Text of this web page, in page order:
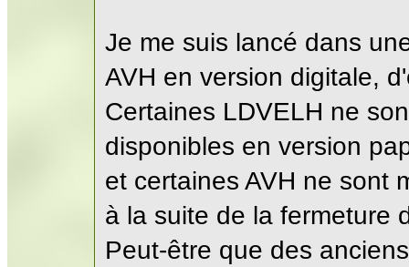
Je me suis lancé dans
AVH en version digitale,
Certaines LDVELH ne
disponibles en version
et certaines AVH ne sont
à la suite de la fermeture
Peut-être que des